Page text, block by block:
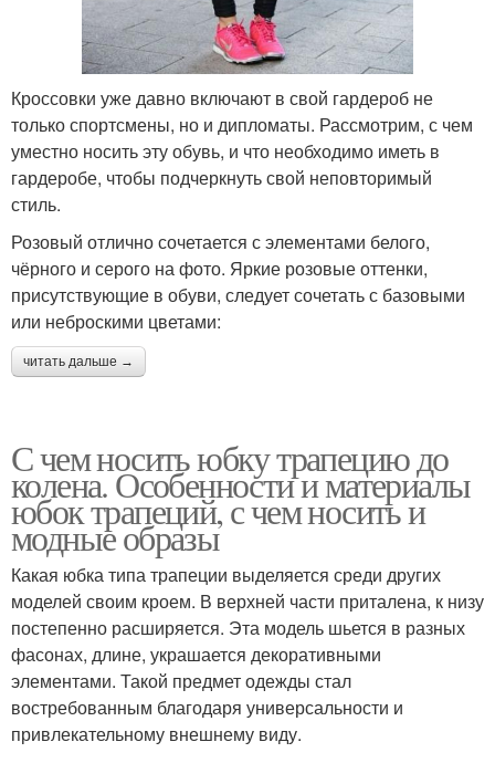
Кроссовки уже давно включают в свой гардероб не
только спортсмены, но и дипломаты. Рассмотрим, с чем
уместно носить эту обувь, и что необходимо иметь в
гардеробе, чтобы подчеркнуть свой неповторимый
стиль.
Розовый отлично сочетается с элементами белого,
чёрного и серого на фото. Яркие розовые оттенки,
присутствующие в обуви, следует сочетать с базовыми
или неброскими цветами:
читать дальше →
С чем носить юбку трапецию до
колена. Особенности и материалы
юбок трапеций, с чем носить и
модные образы
Какая юбка типа трапеции выделяется среди других
моделей своим кроем. В верхней части приталена, к низу
постепенно расширяется. Эта модель шьется в разных
фасонах, длине, украшается декоративными
элементами. Такой предмет одежды стал
востребованным благодаря универсальности и
привлекательному внешнему виду.